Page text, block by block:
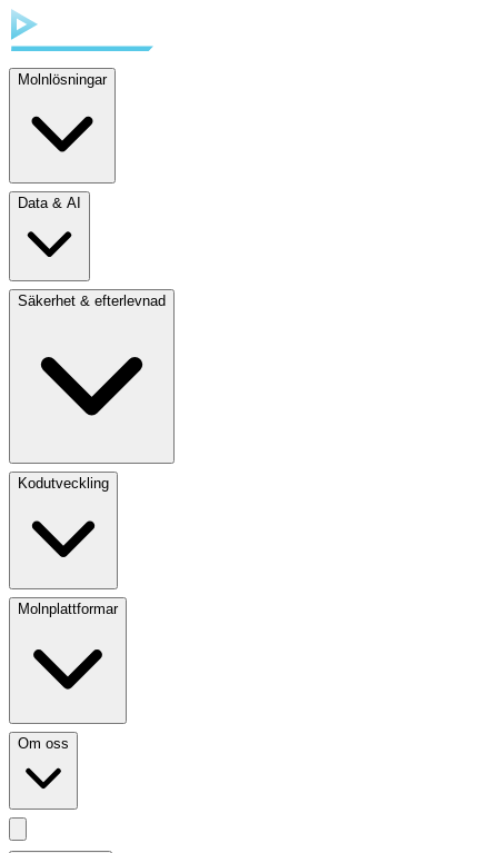
Molnlösningar
Data & AI
Säkerhet & efterlevnad
Kodutveckling
Molnplattformar
Om oss